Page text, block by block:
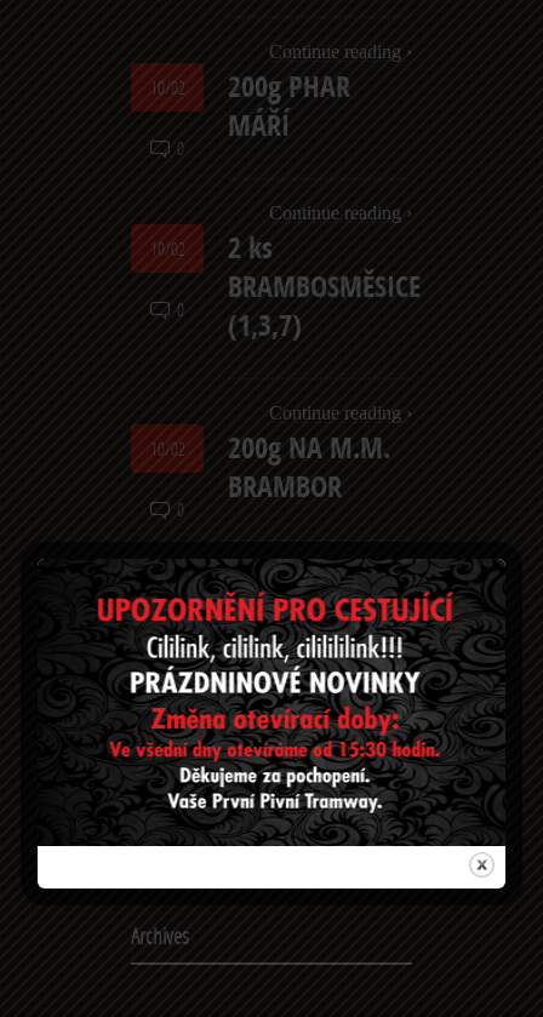
Continue reading ›
10/02
0
200g PHAR
MÁŘÍ
Continue reading ›
10/02
0
2 ks
BRAMBOSMĚSICE
(1,3,7)
Continue reading ›
10/02
0
200g NA M.M.
BRAMBOR
Continue reading ›
10/02
0
200g NA
KOKETY
Continue reading ›
‹ Older entries
Categories
Archives